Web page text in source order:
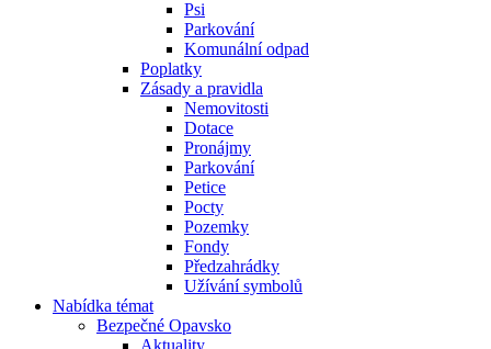
Psi
Parkování
Komunální odpad
Poplatky
Zásady a pravidla
Nemovitosti
Dotace
Pronájmy
Parkování
Petice
Pocty
Pozemky
Fondy
Předzahrádky
Užívání symbolů
Nabídka témat
Bezpečné Opavsko